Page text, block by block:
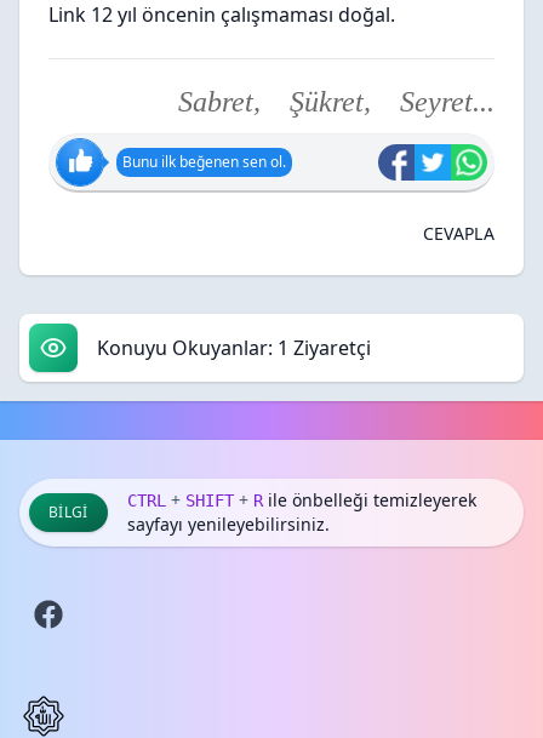
Link 12 yıl öncenin çalışmaması doğal.
Sabret, Şükret, Seyret...
Bunu ilk beğenen sen ol.
CEVAPLA
Konuyu Okuyanlar: 1 Ziyaretçi
BILGI
CTRL + SHIFT + Rile önbelleği temizleyerek
sayfayı yenileyebilirsiniz.